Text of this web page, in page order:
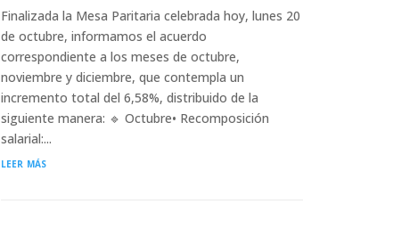
Finalizada la Mesa Paritaria celebrada hoy, lunes 20
de octubre, informamos el acuerdo
correspondiente a los meses de octubre,
noviembre y diciembre, que contempla un
incremento total del 6,58%, distribuido de la
siguiente manera: 🔹 Octubre• Recomposición
salarial:...
leer más